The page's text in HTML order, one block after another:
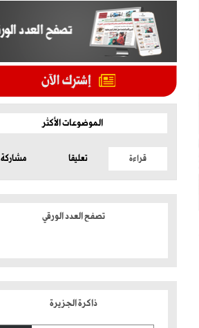
الموضوعات الأكثر
قراءة تعليقا مشاركة
تصفح العدد الورقي
ذاكرة الجزيرة